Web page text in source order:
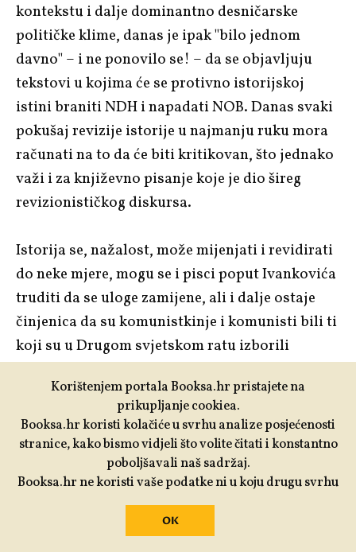
kontekstu i dalje dominantno desničarske
političke klime, danas je ipak "bilo jednom
davno" – i ne ponovilo se! – da se objavljuju
tekstovi u kojima će se protivno istorijskoj
istini braniti NDH i napadati NOB. Danas svaki
pokušaj revizije istorije u najmanju ruku mora
računati na to da će biti kritikovan, što jednako
važi i za književno pisanje koje je dio šireg
revizionističkog diskursa.
Istorija se, nažalost, može mijenjati i revidirati
do neke mjere, mogu se i pisci poput Ivankovića
truditi da se uloge zamijene, ali i dalje ostaje
činjenica da su komunistkinje i komunisti bili ti
koji su u Drugom svjetskom ratu izborili
Foto:Moleskine;Wikimedia Commons
Korištenjem portala Booksa.hr pristajete na
prikupljanje cookiea.
Booksa.hr koristi kolačiće u svrhu analize posjećenosti
stranice, kako bismo vidjeli što volite čitati i konstantno
poboljšavali naš sadržaj.
Booksa.hr ne koristi vaše podatke ni u koju drugu svrhu
OK